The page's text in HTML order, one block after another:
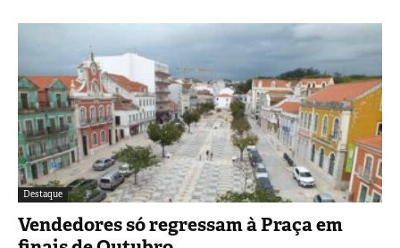
Destaque
Vendedores só regressam à Praça em